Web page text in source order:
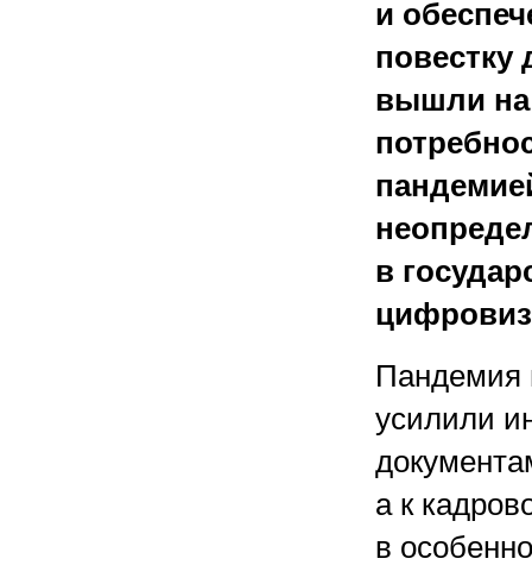
и
вышли на
в
Пандемия
усилили
а к
в